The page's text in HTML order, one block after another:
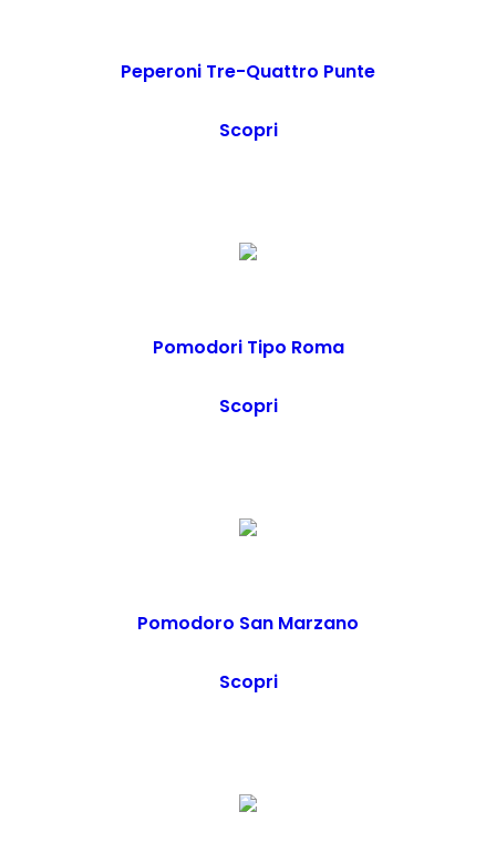
Peperoni Tre-Quattro Punte
Scopri
Pomodori Tipo Roma
Scopri
Pomodoro San Marzano
Scopri